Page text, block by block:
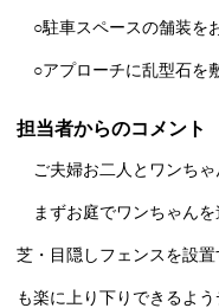
○駐車スペースの舗装を
○アプローチに乱型石を
担当者からのコメント
ご夫婦お二人とワンちゃ
まずお庭でワンちゃんを
芝・目隠しフェンスを設
も楽に上り下りできるよ